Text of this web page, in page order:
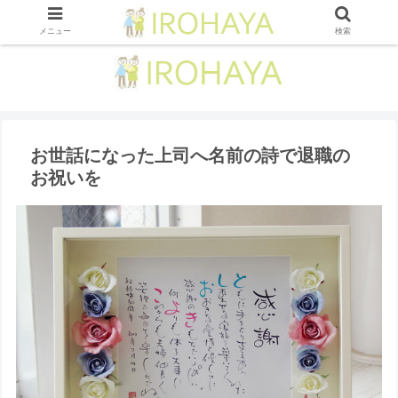
お世話になった上司へ名前の詩で退職の
お祝いを
メニュー 検索